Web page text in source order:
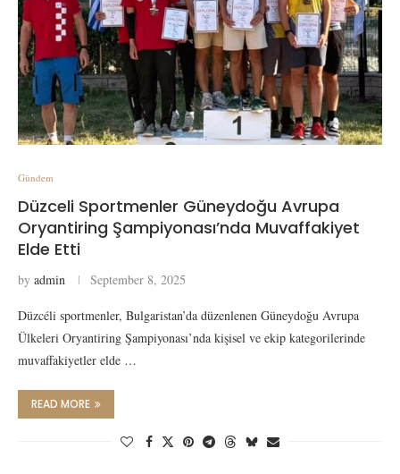
Gündem
Düzceli Sportmenler Güneydoğu Avrupa
Oryantiring Şampiyonası’nda Muvaffakiyet
Elde Etti
by admin September 8, 2025
Düzcéli sportmenler, Bulgaristan’da düzenlenen Güneydoğu Avrupa
Ülkeleri Oryantiring Şampiyonası’nda kişisel ve ekip kategorilerinde
muvaffakiyetler elde …
READ MORE